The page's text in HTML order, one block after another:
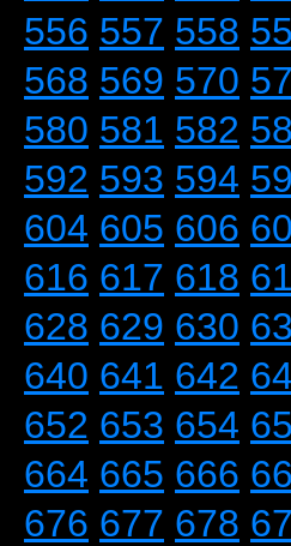
556 557 558
568 569 570
580 581 582
592 593 594
604 605 606
616 617 618
628 629 630
640 641 642
652 653 654
664 665 666
676 677 678